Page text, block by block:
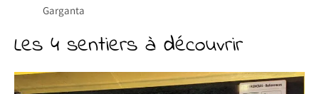
Garganta
Les 4 sentiers à découvrir